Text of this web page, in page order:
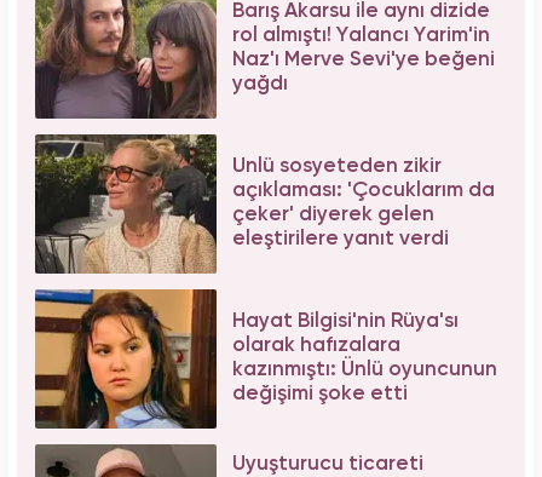
Barış Akarsu ile aynı dizide
rol almıştı! Yalancı Yarim'in
Naz'ı Merve Sevi'ye beğeni
yağdı
Ünlü sosyeteden zikir
açıklaması: 'Çocuklarım da
çeker' diyerek gelen
eleştirilere yanıt verdi
Hayat Bilgisi'nin Rüya'sı
olarak hafızalara
kazınmıştı: Ünlü oyuncunun
değişimi şoke etti
Uyuşturucu ticareti